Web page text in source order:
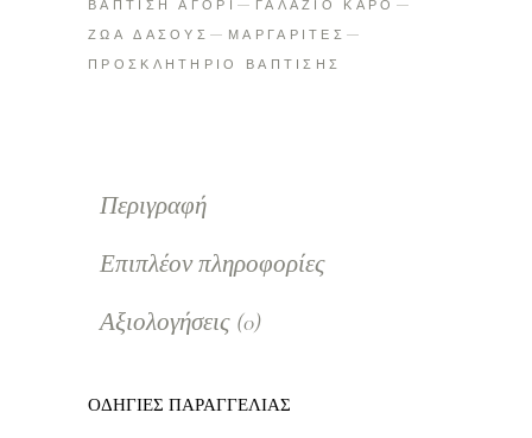
ΒΑΠΤΙΣΗ ΑΓΟΡΙ
ΓΑΛΑΖΙΟ ΚΑΡΟ
ΖΩΑ ΔΑΣΟΥΣ
ΜΑΡΓΑΡΙΤΕΣ
ΠΡΟΣΚΛΗΤΗΡΙΟ ΒΑΠΤΙΣΗΣ
Περιγραφή
Επιπλέον πληροφορίες
Αξιολογήσεις (0)
ΟΔΗΓΙΕΣ ΠΑΡΑΓΓΕΛΙΑΣ